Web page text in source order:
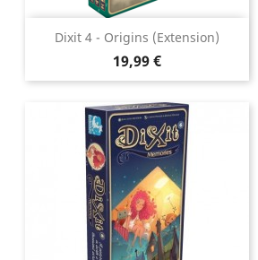
Dixit 4 - Origins (extension)
Prix
19,99 €